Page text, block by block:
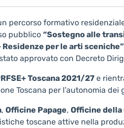
percorso formativo
pubblico “Sostegno alle
per le arti sceniche”
approvato con Decreto
Toscana 2021/27 e
Toscana per l’autonomia dei
, Officine Papage, Officine della
toscane attive nella